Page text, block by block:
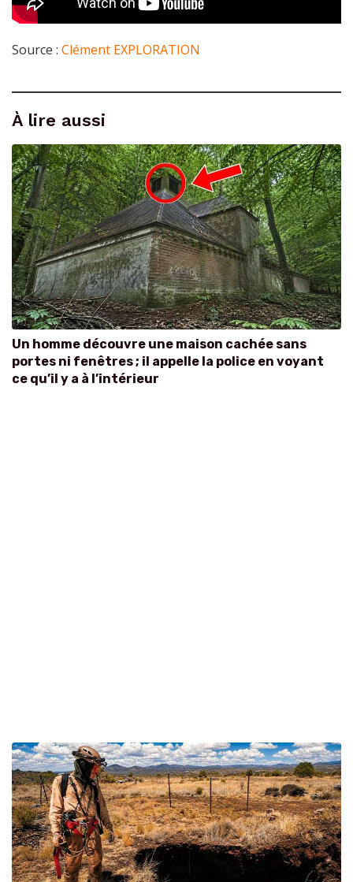
Source : Clément EXPLORATION
À lire aussi
Un homme découvre une maison cachée sans
portes ni fenêtres ; il appelle la police en voyant
ce qu’il y a à l’intérieur